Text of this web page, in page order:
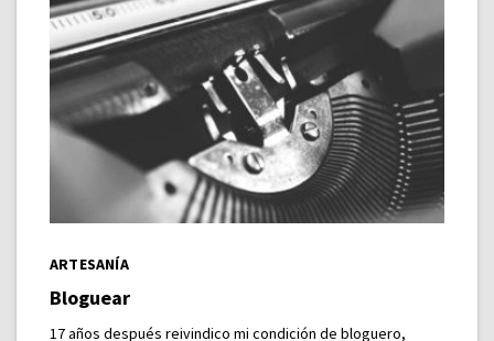
ARTESANÍA
Bloguear
17 años después reivindico mi condición de bloguero,